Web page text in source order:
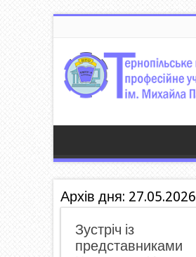
Архів дня: 27.05.2026
Зустріч із
представниками